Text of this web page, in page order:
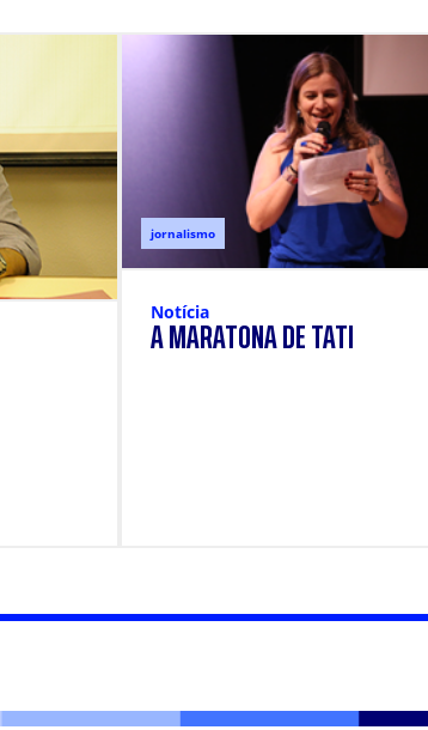
jornalismo
Notícia
A MARATONA DE TATI